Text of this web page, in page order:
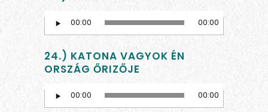
Player
00:00 00:00
24.) KATONA VAGYOK ÉN
ORSZÁG ŐRIZŐJE
Player
00:00 00:00